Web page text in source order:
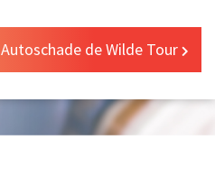
Autoschade de Wilde Tour